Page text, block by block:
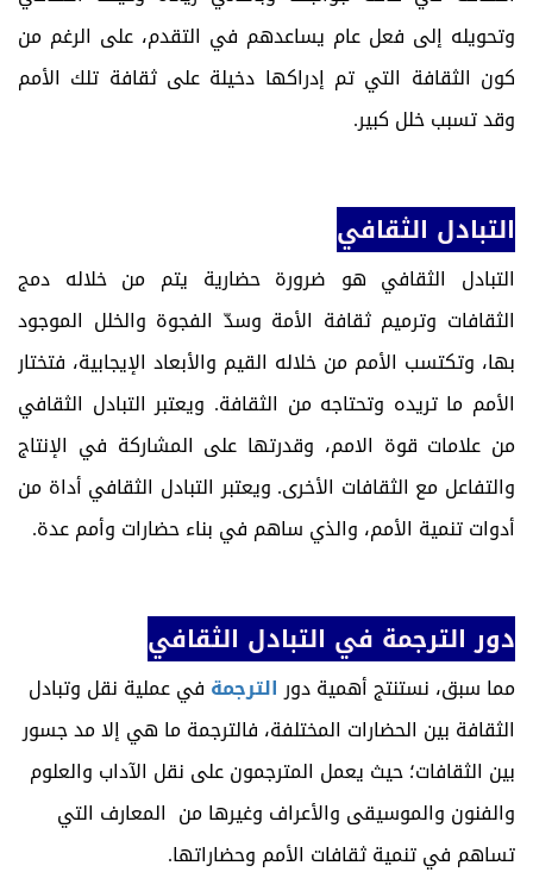
وتحويله إلى فعل عام يساعدهم في التقدم، على الرغم من
كون الثقافة التي تم إدراكها دخيلة على ثقافة تلك الأمم
وقد تسبب خلل كبير.
التبادل الثقافي
التبادل الثقافي هو ضرورة حضارية يتم من خلاله دمج
الثقافات وترميم ثقافة الأمة وسدّ الفجوة والخلل الموجود
بها، وتكتسب الأمم من خلاله القيم والأبعاد الإيجابية، فتختار
الأمم ما تريده وتحتاجه من الثقافة. ويعتبر التبادل الثقافي
من علامات قوة الامم، وقدرتها على المشاركة في الإنتاج
والتفاعل مع الثقافات الأخرى. ويعتبر التبادل الثقافي أداة من
أدوات تنمية الأمم، والذي ساهم في بناء حضارات وأمم عدة.
دور الترجمة في التبادل الثقافي
مما سبق، نستنتج أهمية دور الترجمة في عملية نقل وتبادل
الثقافة بين الحضارات المختلفة، فالترجمة ما هي إلا مد جسور
بين الثقافات؛ حيث يعمل المترجمون على نقل الآداب والعلوم
والفنون والموسيقى والأعراف وغيرها من المعارف التي
تساهم في تنمية ثقافات الأمم وحضاراتها.